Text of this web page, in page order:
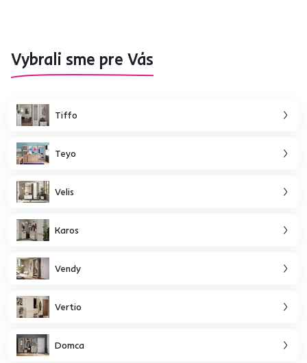
Vybrali sme pre Vás
Tiffo
Teyo
Velis
Karos
Vendy
Vertio
Domca